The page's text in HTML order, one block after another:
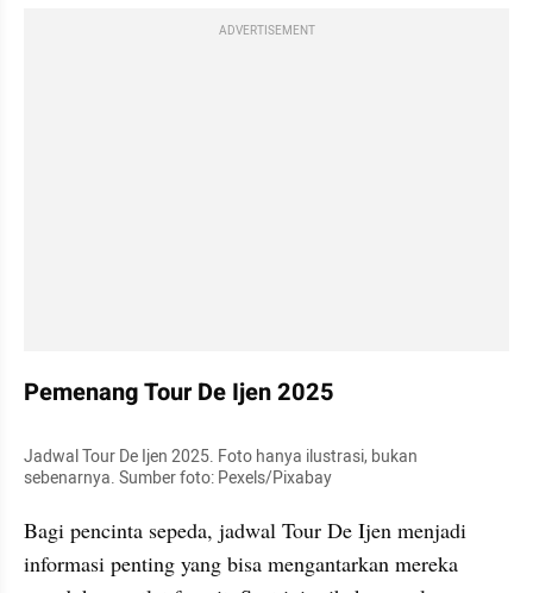
ADVERTISEMENT
Pemenang Tour De Ijen 2025
Jadwal Tour De Ijen 2025. Foto hanya ilustrasi, bukan
sebenarnya. Sumber foto: Pexels/Pixabay
Bagi pencinta sepeda, jadwal Tour De Ijen menjadi
informasi penting yang bisa mengantarkan mereka